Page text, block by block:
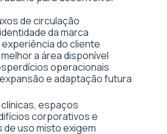
de circulação
da marca
experiência do cliente
a área disponível
operacionais
e adaptação futura
espaços
corporativos e
uso misto exigem